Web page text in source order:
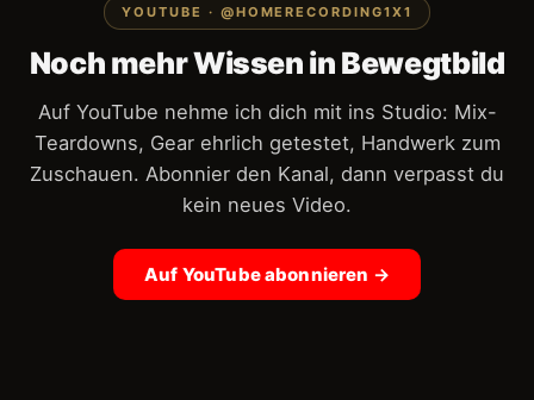
YOUTUBE · @HOMERECORDING1X1
Noch mehr Wissen in Bewegtbild
Auf YouTube nehme ich dich mit ins Studio: Mix-
Teardowns, Gear ehrlich getestet, Handwerk zum
Zuschauen. Abonnier den Kanal, dann verpasst du
kein neues Video.
Auf YouTube abonnieren